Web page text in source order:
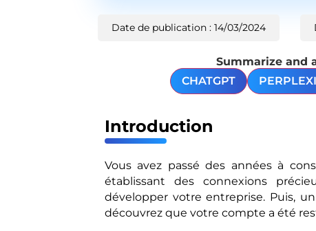
Date de publication : 14/03/2024
Summarize and
CHATGPT
Introduction
Vous avez passé des années à
établissant des connexions
développer votre entreprise. Puis,
découvrez que votre compte a été